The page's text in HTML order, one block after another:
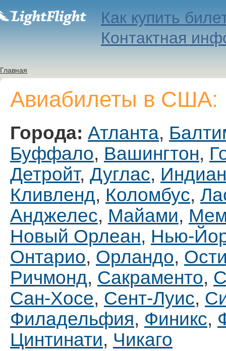
Как купить
Контактная
Главная
Авиабилеты в США:
Города: Атланта,
Буффало, Вашингтон,
Детройт, Дуглас,
Кливленд, Коломбус,
Анджелес, Майами,
Новый Орлеан, Нью-
Онтарио, Орландо,
Ричмонд, Сакраменто,
Сан-Хосе, Сент-Луис,
Филадельфия, Финикс,
Цинтинати, Чикаго